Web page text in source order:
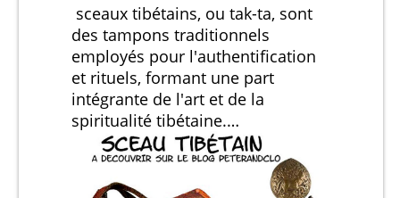
sceaux tibétains, ou tak-ta, sont
des tampons traditionnels
employés pour l'authentification
et rituels, formant une part
intégrante de l'art et de la
spiritualité tibétaine.…